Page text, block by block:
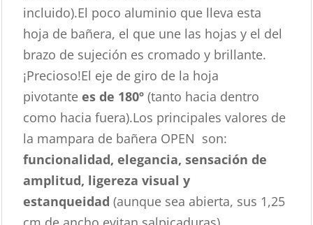
incluido).El poco aluminio que lleva esta
hoja de bañera, el que une las hojas y el del
brazo de sujeción es cromado y brillante.
¡Precioso!El eje de giro de la hoja
pivotante es de 180º (tanto hacia dentro
como hacia fuera).Los principales valores de
la mampara de bañera OPEN son:
funcionalidad, elegancia, sensación de
amplitud, ligereza visual y
estanqueidad (aunque sea abierta, sus 1,25